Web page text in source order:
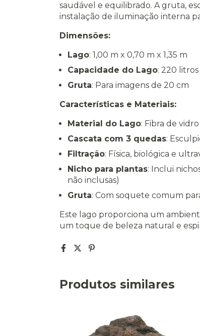
saudável e equilibrado. A gruta,
instalação de iluminação interna
Dimensões:
Lago: 1,00 m x 0,70 m x 1,35 m
Capacidade do Lago: 220 litros
Gruta: Para imagens de 20 cm
Características e Materiais:
Material do Lago: Fibra de
Cascata com 3 quedas:
Filtração: Física, biológica e
Nicho para plantas: Inclui
não inclusas)
Gruta: Com soquete comum
Este lago proporciona um
um toque de beleza natural e
Produtos similares